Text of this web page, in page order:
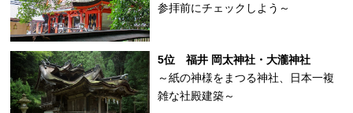
参拝前にチェックしよう～
5位 福井 岡太神社・大瀧神社
～紙の神様をまつる神社、日本一複
雑な社殿建築～